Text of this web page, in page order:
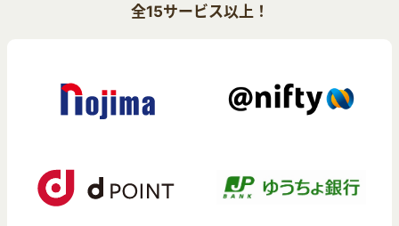
全15サービス以上！